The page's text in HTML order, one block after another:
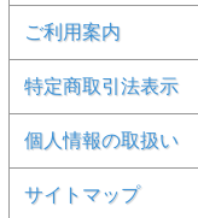
ご利用案内
特定商取引法表示
個人情報の取扱い
サイトマップ